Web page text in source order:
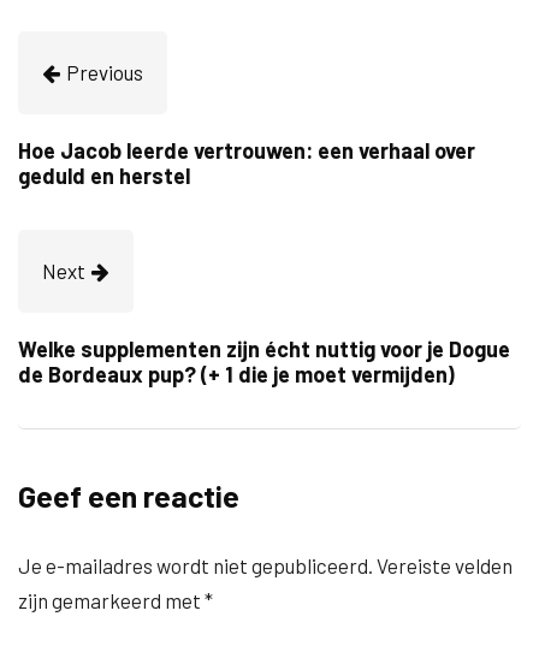
Previous
Hoe Jacob leerde vertrouwen: een verhaal over
geduld en herstel
Next
Welke supplementen zijn écht nuttig voor je Dogue
de Bordeaux pup? (+ 1 die je moet vermijden)
Geef een reactie
Je e-mailadres wordt niet gepubliceerd. Vereiste velden
zijn gemarkeerd met *